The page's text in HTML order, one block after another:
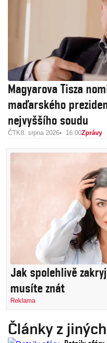
Magyarova Tisza
maďarského
nejvyššího soudu
ČTK8. srpna 2026 16:00Zprávy
Jak spolehlivě
musíte znát
Reklama
Články z